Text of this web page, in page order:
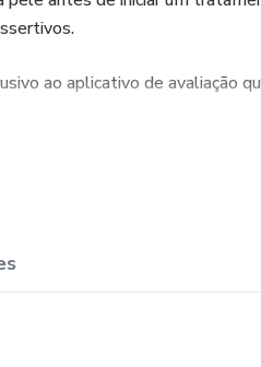
ao aplicativo de avaliação